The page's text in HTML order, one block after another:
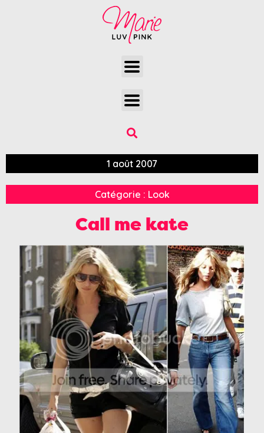
1 août 2007
Catégorie : Look
Call me kate